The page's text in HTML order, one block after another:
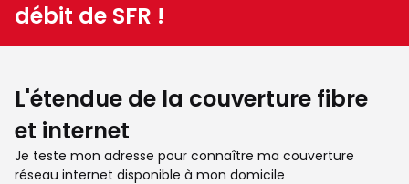
débit de SFR !
L'étendue de la couverture fibre
et internet
Je teste mon adresse pour connaître ma couverture
réseau internet disponible à mon domicile